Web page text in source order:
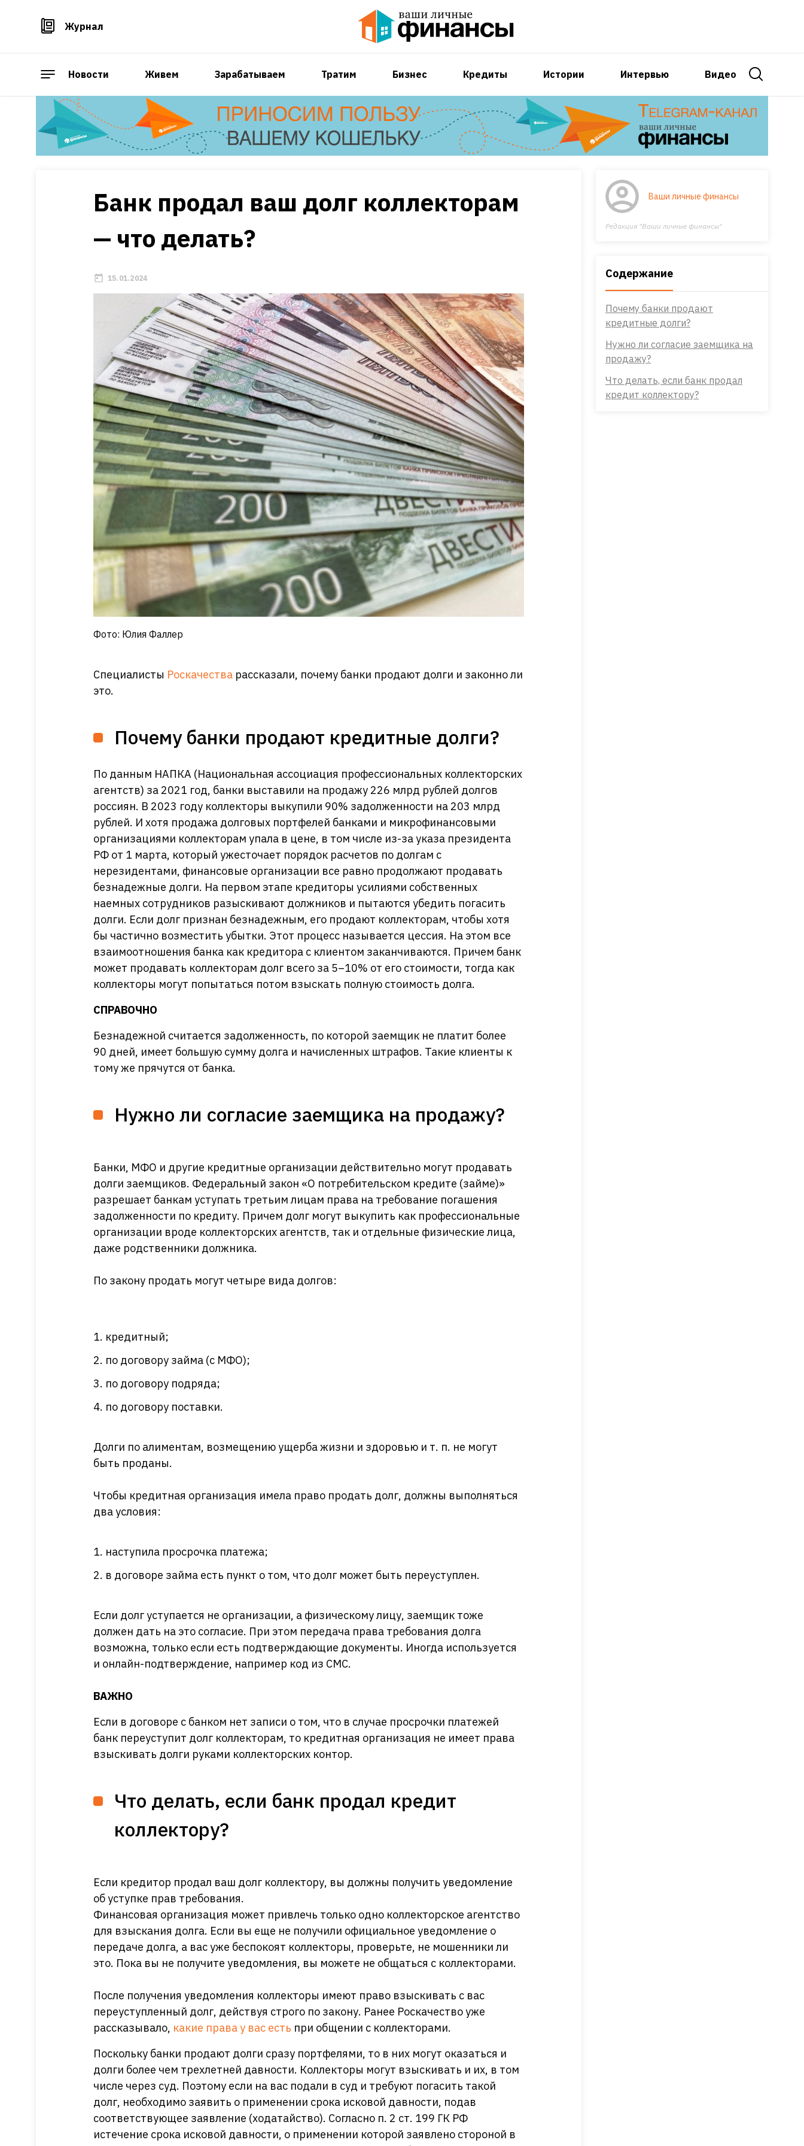
Журнал
Новости Живем Зарабатываем Тратим Бизнес Кредиты Истории Интервью Видео
Банк продал ваш долг коллекторам
— что делать?
15.01.2024
Фото: Юлия Фаллер
Ваши личные финансы
Редакция "Ваши личные финансы"
Содержание
Почему банки продают
кредитные долги?
Нужно ли согласие заемщика на
продажу?
Что делать, если банк продал
кредит коллектору?
Специалисты Роскачества рассказали, почему банки продают долги и законно ли
это.
Почему банки продают кредитные долги?
По данным НАПКА (Национальная ассоциация профессиональных коллекторских
агентств) за 2021 год, банки выставили на продажу 226 млрд рублей долгов
россиян. В 2023 году коллекторы выкупили 90% задолженности на 203 млрд
рублей. И хотя продажа долговых портфелей банками и микрофинансовыми
организациями коллекторам упала в цене, в том числе из-за указа президента
РФ от 1 марта, который ужесточает порядок расчетов по долгам с
нерезидентами, финансовые организации все равно продолжают продавать
безнадежные долги. На первом этапе кредиторы усилиями собственных
наемных сотрудников разыскивают должников и пытаются убедить погасить
долги. Если долг признан безнадежным, его продают коллекторам, чтобы хотя
бы частично возместить убытки. Этот процесс называется цессия. На этом все
взаимоотношения банка как кредитора с клиентом заканчиваются. Причем банк
может продавать коллекторам долг всего за 5–10% от его стоимости, тогда как
коллекторы могут попытаться потом взыскать полную стоимость долга.
СПРАВОЧНО
Безнадежной считается задолженность, по которой заемщик не платит более
90 дней, имеет большую сумму долга и начисленных штрафов. Такие клиенты к
тому же прячутся от банка.
Нужно ли согласие заемщика на продажу?
Банки, МФО и другие кредитные организации действительно могут продавать
долги заемщиков. Федеральный закон «О потребительском кредите (займе)»
разрешает банкам уступать третьим лицам права на требование погашения
задолженности по кредиту. Причем долг могут выкупить как профессиональные
организации вроде коллекторских агентств, так и отдельные физические лица,
даже родственники должника.
По закону продать могут четыре вида долгов:
кредитный;
по договору займа (с МФО);
по договору подряда;
по договору поставки.
Долги по алиментам, возмещению ущерба жизни и здоровью и т. п. не могут
быть проданы.
Чтобы кредитная организация имела право продать долг, должны выполняться
два условия:
наступила просрочка платежа;
в договоре займа есть пункт о том, что долг может быть переуступлен.
Если долг уступается не организации, а физическому лицу, заемщик тоже
должен дать на это согласие. При этом передача права требования долга
возможна, только если есть подтверждающие документы. Иногда используется
и онлайн-подтверждение, например код из СМС.
ВАЖНО
Если в договоре с банком нет записи о том, что в случае просрочки платежей
банк переуступит долг коллекторам, то кредитная организация не имеет права
взыскивать долги руками коллекторских контор.
Что делать, если банк продал кредит
коллектору?
Если кредитор продал ваш долг коллектору, вы должны получить уведомление
об уступке прав требования.
Финансовая организация может привлечь только одно коллекторское агентство
для взыскания долга. Если вы еще не получили официальное уведомление о
передаче долга, а вас уже беспокоят коллекторы, проверьте, не мошенники ли
это. Пока вы не получите уведомления, вы можете не общаться с коллекторами.
После получения уведомления коллекторы имеют право взыскивать с вас
переуступленный долг, действуя строго по закону. Ранее Роскачество уже
рассказывало, какие права у вас есть при общении с коллекторами.
Поскольку банки продают долги сразу портфелями, то в них могут оказаться и
долги более чем трехлетней давности. Коллекторы могут взыскивать и их, в том
числе через суд. Поэтому если на вас подали в суд и требуют погасить такой
долг, необходимо заявить о применении срока исковой давности, подав
соответствующее заявление (ходатайство). Согласно п. 2 ст. 199 ГК РФ
истечение срока исковой давности, о применении которой заявлено стороной в